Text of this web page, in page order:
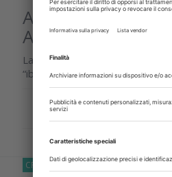
AIO tra i referenti
ATECO
La decisione dopo le
“ibride”. Savini: onorati di
Approfondisci
CRONACA 23 Gennaio 2025